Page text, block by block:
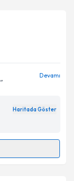
Devamı
Haritada Göster